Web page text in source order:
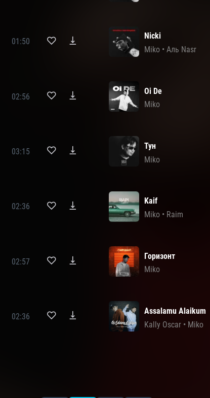
01:50
Nicki
Miko •Аль Nasr
02:56
Oi De
Miko
03:15
Тун
Miko
02:36
Kaif
Miko • Raim
02:57
Горизонт
Miko
02:36
Assalamu Alaikum
Kally Oscar • Miko